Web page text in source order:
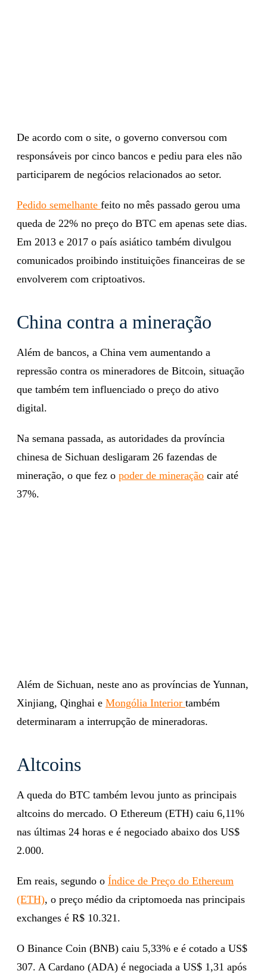
De acordo com o site, o governo conversou com
responsáveis por cinco bancos e pediu para eles não
participarem de negócios relacionados ao setor.
Pedido semelhante feito no mês passado gerou uma
queda de 22% no preço do BTC em apenas sete dias.
Em 2013 e 2017 o país asiático também divulgou
comunicados proibindo instituições financeiras de se
envolverem com criptoativos.
China contra a mineração
Além de bancos, a China vem aumentando a
repressão contra os mineradores de Bitcoin, situação
que também tem influenciado o preço do ativo
digital.
Na semana passada, as autoridades da província
chinesa de Sichuan desligaram 26 fazendas de
mineração, o que fez o poder de mineração cair até
37%.
Além de Sichuan, neste ano as províncias de Yunnan,
Xinjiang, Qinghai e Mongólia Interior também
determinaram a interrupção de mineradoras.
Altcoins
A queda do BTC também levou junto as principais
altcoins do mercado. O Ethereum (ETH) caiu 6,11%
nas últimas 24 horas e é negociado abaixo dos US$
2.000.
Em reais, segundo o Índice de Preço do Ethereum
(ETH), o preço médio da criptomoeda nas principais
exchanges é R$ 10.321.
O Binance Coin (BNB) caiu 5,33% e é cotado a US$
307. A Cardano (ADA) é negociada a US$ 1,31 após